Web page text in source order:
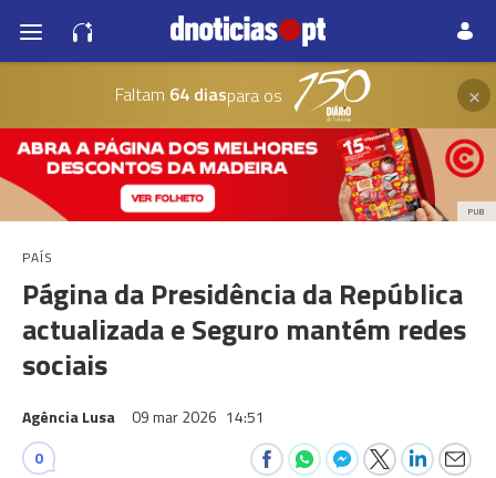
Faltam 64 diaspara os ×
PUB
PAÍS
Página da Presidência da República
actualizada e Seguro mantém redes
sociais
Agência Lusa 09 mar 2026 14:51
0